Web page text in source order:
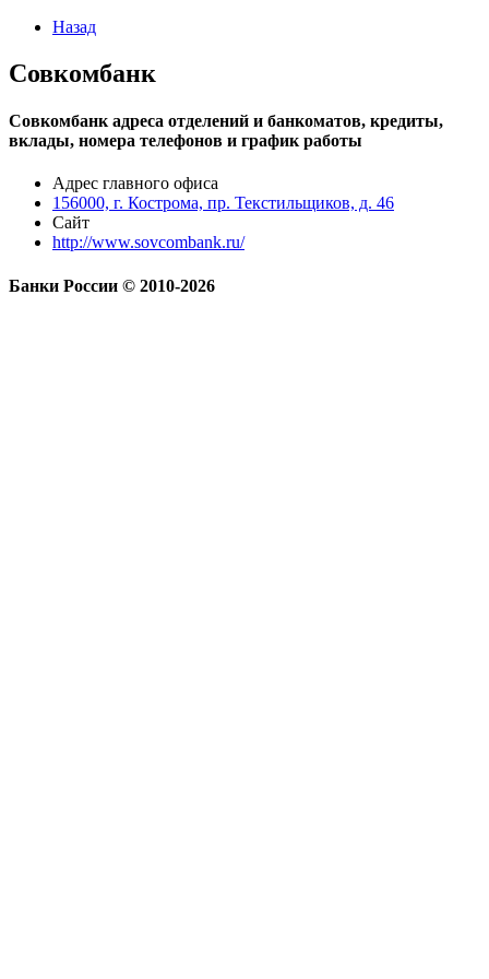
Назад
Совкомбанк
Совкомбанк адреса отделений и банкоматов, кредиты,
вклады, номера телефонов и график работы
Адрес главного офиса
156000, г. Кострома, пр. Текстильщиков, д. 46
Сайт
http://www.sovcombank.ru/
Банки России © 2010-2026